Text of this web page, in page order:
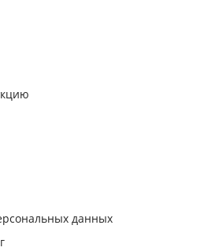
данных